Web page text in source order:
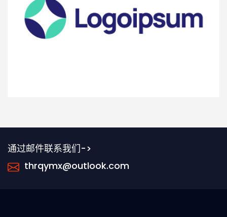
通过邮件联系我们->
thrqymx@outlook.com